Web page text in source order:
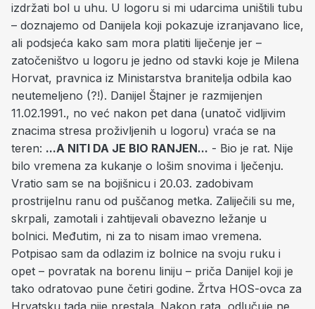
izdržati bol u uhu. U logoru si mi udarcima uništili tubu
– doznajemo od Danijela koji pokazuje izranjavano lice,
ali podsjeća kako sam mora platiti liječenje jer –
zatočeništvo u logoru je jedno od stavki koje je Milena
Horvat, pravnica iz Ministarstva branitelja odbila kao
neutemeljeno (?!). Danijel Štajner je razmijenjen
11.02.1991., no već nakon pet dana (unatoč vidljivim
znacima stresa proživljenih u logoru) vraća se na
teren: ...A NITI DA JE BIO RANJEN... - Bio je rat. Nije
bilo vremena za kukanje o lošim snovima i lječenju.
Vratio sam se na bojišnicu i 20.03. zadobivam
prostrijelnu ranu od puščanog metka. Zaliječili su me,
skrpali, zamotali i zahtijevali obavezno ležanje u
bolnici. Međutim, ni za to nisam imao vremena.
Potpisao sam da odlazim iz bolnice na svoju ruku i
opet – povratak na borenu liniju – priča Danijel koji je
tako odratovao pune četiri godine. Žrtva HOS-ovca za
Hrvatsku tada nije prestala. Nakon rata, odlučuje ne